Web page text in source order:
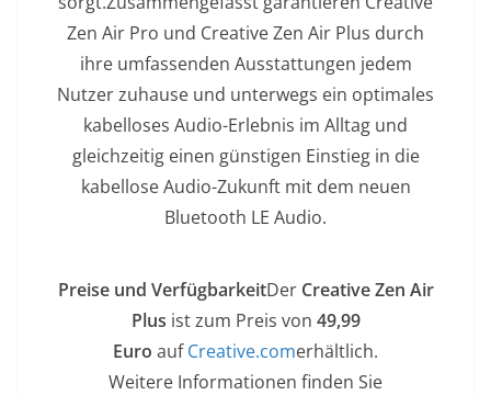
Zen Air Pro und Creative Zen Air Plus durch
ihre umfassenden Ausstattungen jedem
Nutzer zuhause und unterwegs ein optimales
kabelloses Audio-Erlebnis im Alltag und
gleichzeitig einen günstigen Einstieg in die
kabellose Audio-Zukunft mit dem neuen
Bluetooth LE Audio.
Preise und VerfügbarkeitDer Creative Zen Air
Plus ist zum Preis von 49,99
Euro aufCreative.comerhältlich.
Weitere Informationen finden Sie